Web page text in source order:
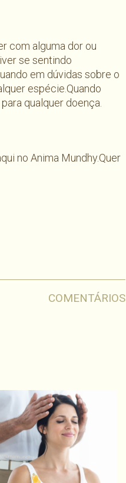
com alguma dor ou
se sentindo
em dúvidas sobre o
espécie.Quando
qualquer doença.
no Anima Mundhy.Quer
COMENTÁRIOS